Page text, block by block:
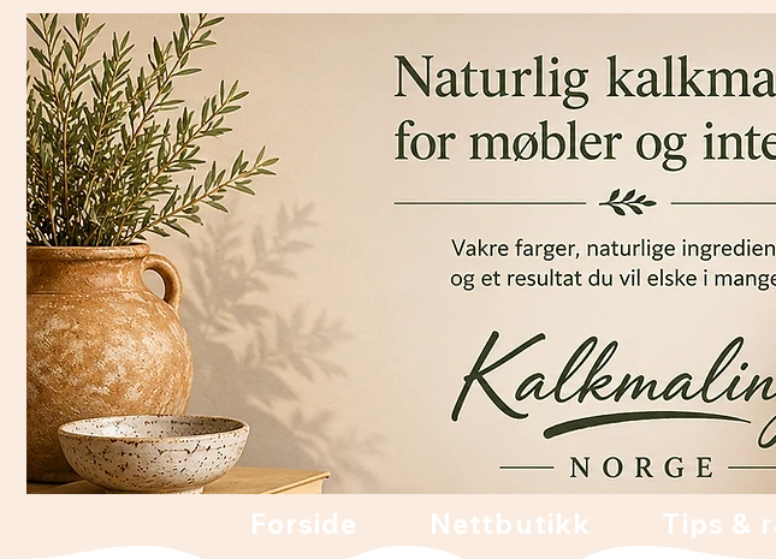
Forside Nettbutikk Tips &